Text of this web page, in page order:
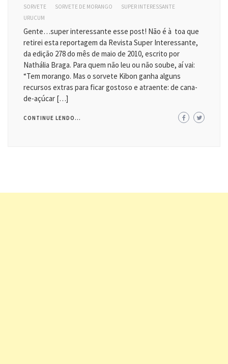
SORVETE
SORVETE DE MORANGO
SUPER INTERESSANTE
URUCUM
Gente…super interessante esse post! Não é à toa que
retirei esta reportagem da Revista Super Interessante,
da edição 278 do mês de maio de 2010, escrito por
Nathália Braga. Para quem não leu ou não soube, aí vai:
“Tem morango. Mas o sorvete Kibon ganha alguns
recursos extras para ficar gostoso e atraente: de cana-
de-açúcar […]
CONTINUE LENDO...